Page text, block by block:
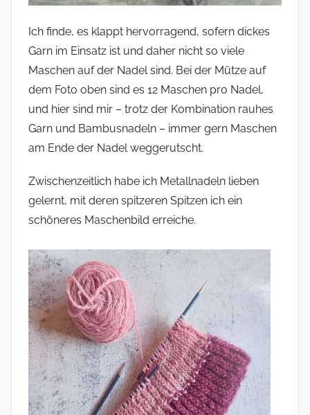
Ich finde, es klappt hervorragend, sofern dickes
Garn im Einsatz ist und daher nicht so viele
Maschen auf der Nadel sind. Bei der Mütze auf
dem Foto oben sind es 12 Maschen pro Nadel,
und hier sind mir – trotz der Kombination rauhes
Garn und Bambusnadeln – immer gern Maschen
am Ende der Nadel weggerutscht.
Zwischenzeitlich habe ich Metallnadeln lieben
gelernt, mit deren spitzeren Spitzen ich ein
schöneres Maschenbild erreiche.